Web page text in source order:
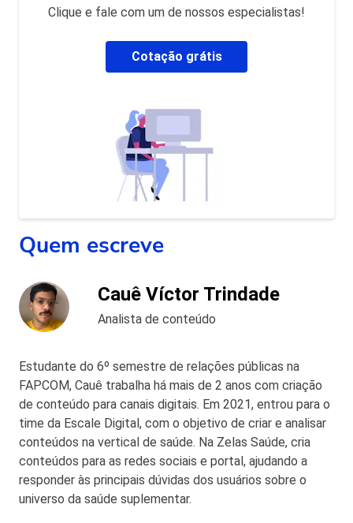
Clique e fale com um de nossos especialistas!
Cotação grátis
Quem escreve
Cauê Víctor Trindade
Analista de conteúdo
Estudante do 6º semestre de relações públicas na
FAPCOM, Cauê trabalha há mais de 2 anos com criação
de conteúdo para canais digitais. Em 2021, entrou para o
time da Escale Digital, com o objetivo de criar e analisar
conteúdos na vertical de saúde. Na Zelas Saúde, cria
conteúdos para as redes sociais e portal, ajudando a
responder às principais dúvidas dos usuários sobre o
universo da saúde suplementar.